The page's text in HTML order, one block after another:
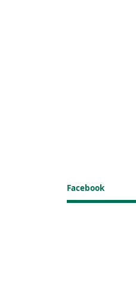
Facebook